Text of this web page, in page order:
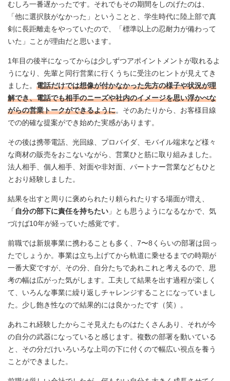
むしろ一番遅かったです。それでもその期間をしのげたのは、
「他に選択肢がなかった」ということと、学生時代に陸上部で真
剣に長距離走をやっていたので、「標準以上の忍耐力が備わって
いた」ことが理由だと思います。
1年目の後半になってからは少しずつアポイントメントが取れるよ
うになり、先輩と同行営業に行くうちに受注のヒントが見えてき
ました。 電話だけでは想像が付かなかった先方の様子や状況が理
解でき、電話でも相手のニーズや社内のイメージを思い浮かべな
がらの営業トークができるように。そのあたりから、お客様目線
での的確な提案ができ始めた実感があります。
その後は携帯電話、光回線、プロバイダ、モバイル端末など様々
な商材の販売をおこないながら、営業ひと筋に取り組みました。
法人相手、個人相手、対面や非対面、パートナー営業などもひと
とおり経験しました。
結果を出すと周りに褒められたり頼られたりする場面が増え、
「 自分の部下に責任を持ちたい 」とも思うようになるなかで、気
づけば10年が経っていた感覚です。
前職では新規事業に携わることも多く、7〜8くらいの部署は回っ
たでしょうか。事業は立ち上げてから軌道に乗せるまでの時期が
一番大変ですが、その分、自分たちであれこれと考えるので、思
考の幅は広がった気がします。工夫して結果を出す過程が楽しく
て、いろんな事業に繰り返しチャレンジすることになっていまし
た。少し飽き性なので結果的には良かったです（笑）。
あれこれ経験したからこそ見えたものはたくさんあり、それが今
の自分の武器になっていると感じます。複数の部署を動いている
と、その分だけいろいろな上司の下に付くので幅広い視点を養う
ことができました。